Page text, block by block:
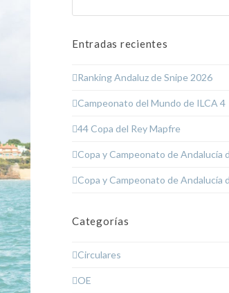
Entradas recientes
Ranking Andaluz de Snipe 2026
Campeonato del Mundo de ILCA 4
44 Copa del Rey Mapfre
Copa y Campeonato de Andalucía
Copa y Campeonato de Andalucía
Categorías
Circulares
OE